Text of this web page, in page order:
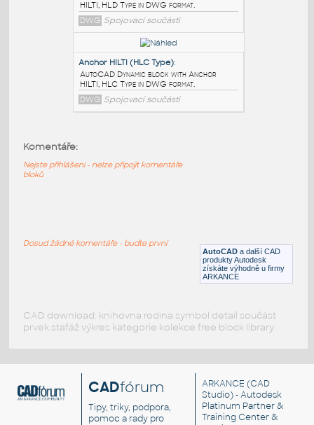
Anchor HILTI (HST Type):
AutoCAD Dynamic block with Anchor
HILTI, HST Type in DWG format.
DWG Spojovací součásti
DWG Spojovací součásti
HILTI, HLC Type in DWG format.
Spojovací součásti
AutoCAD a další CAD
produkty Autodesk
získáte výhodně u firmy
ARKANCE
Komentáře:
Nejste přihlášeni - nelze připojit komentáře
bloků
Dosud žádné komentáře - buďte první
CAD download: knihovna rodina symbol detail součást
prvek stafáž výkres kategorie kolekce free block library
CADfórum
Tipy, triky, podpora,
pomoc a rady pro
ARKANCE (CAD
Studio) - Autodesk
Platinum Partner &
Training Center &